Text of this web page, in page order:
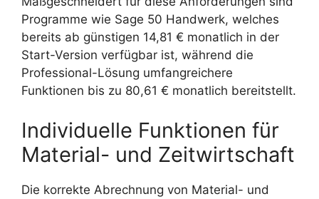
Programme wie Sage 50 Handwerk, welches
bereits ab günstigen 14,81 € monatlich in der
Start-Version verfügbar ist, während die
Professional-Lösung umfangreichere
Funktionen bis zu 80,61 € monatlich bereitstellt.
Individuelle Funktionen für
Material- und Zeitwirtschaft
Die korrekte Abrechnung von Material- und